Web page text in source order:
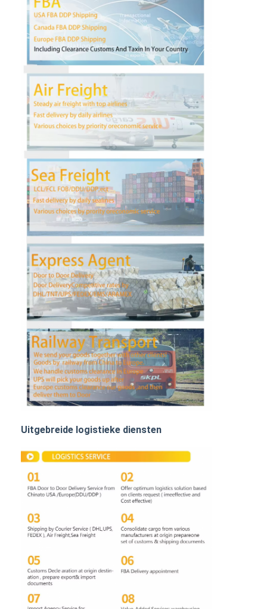
Thuis
Producten
Over ons
Fabrieksreis
Kwaliteitscontrole
Praatje Nu
Internationale Voorwaartse Vracht
Voorwaartse luchtvracht
zeevracht
DDP-verzending uit China
druk het verschepen uit
SPOORvracht
Vervoer naar Amazone
Vrachtvervoer met vrachtwagen
Opbergdienst
Uitgebreide logistieke diensten